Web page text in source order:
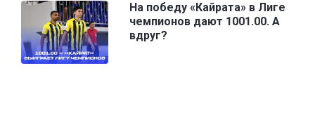
На победу «Кайрата» в Лиге
чемпионов дают 1001.00. А
вдруг?